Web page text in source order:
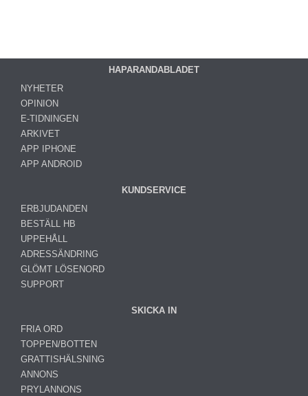
HAPARANDABLADET
NYHETER
OPINION
E-TIDNINGEN
ARKIVET
APP IPHONE
APP ANDROID
KUNDSERVICE
ERBJUDANDEN
BESTÄLL HB
UPPEHÅLL
ADRESSÄNDRING
GLÖMT LÖSENORD
SUPPORT
SKICKA IN
FRIA ORD
TOPPEN/BOTTEN
GRATTISHÄLSNING
ANNONS
PRYLANNONS